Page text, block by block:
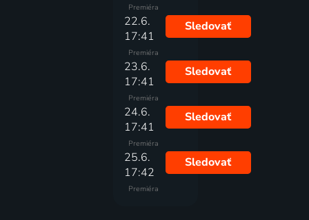
Premiéra
22.6.
17:41
Premiéra
Sledovať
23.6.
17:41
Premiéra
Sledovať
24.6.
17:41
Premiéra
Sledovať
25.6.
17:42
Premiéra
Sledovať